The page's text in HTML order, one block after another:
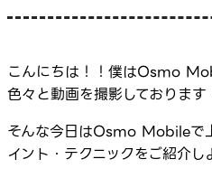
こんにちは！！僕はOsmo
色々と動画を撮影しております
そんな今日はOsmo Mobileで
イント・テクニックをご紹介し